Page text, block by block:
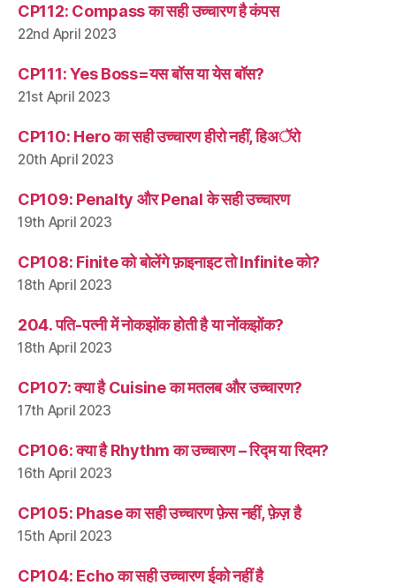
CP112: Compass का सही उच्चारण है कंपस
22nd April 2023
CP111: Yes Boss=यस बॉस या येस बॉस?
21st April 2023
CP110: Hero का सही उच्चारण हीरो नहीं, हिअॅरो
20th April 2023
CP109: Penalty और Penal के सही उच्चारण
19th April 2023
CP108: Finite को बोलेंगे फ़ाइनाइट तो Infinite को?
18th April 2023
204. पति-पत्नी में नोकझोंक होती है या नोंकझोंक?
18th April 2023
CP107: क्या है Cuisine का मतलब और उच्चारण?
17th April 2023
CP106: क्या है Rhythm का उच्चारण – रिद्म या रिदम?
16th April 2023
CP105: Phase का सही उच्चारण फ़ेस नहीं, फ़ेज़ है
15th April 2023
CP104: Echo का सही उच्चारण ईको नहीं है